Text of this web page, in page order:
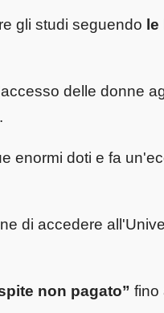
gli studi seguendo le
delle donne
enormi doti e fa
di accedere
non pagato” fino